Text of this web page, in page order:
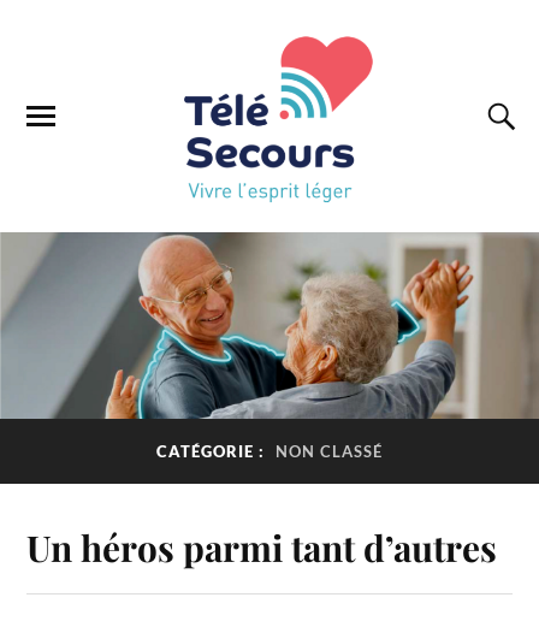
CATÉGORIE : NON CLASSÉ
Un héros parmi tant d’autres